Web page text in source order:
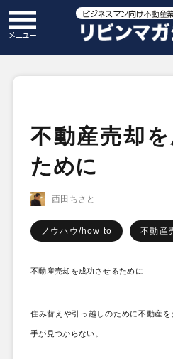
不動産売却
ために
西田ちさと
ノウハウ/how to 不動産
不動産売却を成功させるために
住み替えや引っ越しのために不動産
手が見つからない。